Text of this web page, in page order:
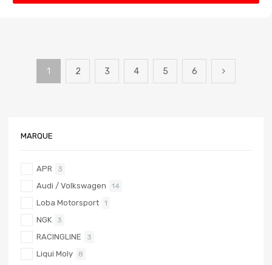
1 2 3 4 5 6
MARQUE
APR 3
Audi / Volkswagen 14
Loba Motorsport 1
NGK 3
RACINGLINE 3
Liqui Moly 8